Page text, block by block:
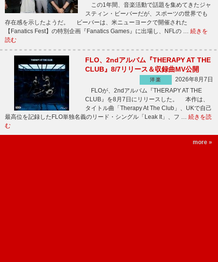
この1年間、音楽活動で話題を集めてきたジャ
スティン・ビーバーだが、スポーツの世界でも
存在感を示したようだ。 ビーバーは、米ニューヨークで開催された
【Fanatics Fest】の特別企画『Fanatics Games』に出場し、NFLの … 続きを
読む
FLO、2ndアルバム『THERAPY AT THE
CLUB』8/7リリース＆収録曲MV公開
洋楽
2026年8月7日
FLOが、2ndアルバム『THERAPY AT THE
CLUB』を8月7日にリリースした。 本作は、
タイトル曲「Therapy At The Club」、UKで自己
最高位を記録したFLO単独名義のリード・シングル「Leak It」、フ … 続きを読
む
more »